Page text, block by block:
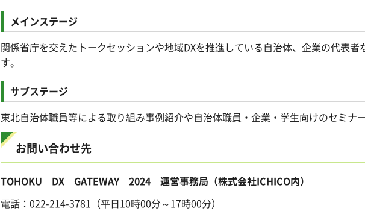
メインステージ
関係省庁を交えたトークセッションや地域DXを推進している自治体、企業の代表者
す。
サブステージ
東北自治体職員等による取り組み事例紹介や自治体職員・企業・学生向けのセミナ
お問い合わせ先
TOHOKU DX GATEWAY 2024 運営事務局（株式会社ICHICO内）
電話： 022-214-3781 （平日10時00分～17時00分）